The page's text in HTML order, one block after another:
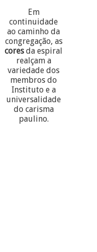
Em
continuidade
ao caminho da
congregação, as
coresda espiral
realçam a
variedade dos
membros do
Instituto e a
universalidade
do carisma
paulino.